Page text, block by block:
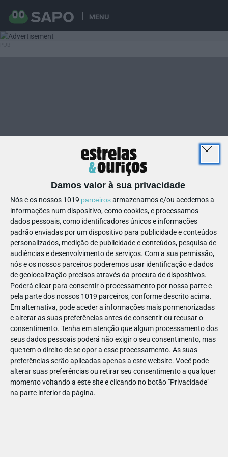
MENU
Damos valor à sua privacidade
Nós e os nossos 1019 parceirosarmazenamos e/ou acedemos a
informações num dispositivo, como cookies, e processamos
dados pessoais, como identificadores únicos e informações
padrão enviadas por um dispositivo para publicidade e conteúdos
personalizados, medição de publicidade e conteúdos, pesquisa de
audiências e desenvolvimento de serviços. Com a sua permissão,
nós e os nossos parceiros poderemos usar identificação e dados
de geolocalização precisos através da procura de dispositivos.
Poderá clicar para consentir o processamento por nossa parte e
pela parte dos nossos 1019 parceiros, conforme descrito acima.
Em alternativa, pode aceder a informações mais pormenorizadas
e alterar as suas preferências antes de consentir ou recusar o
consentimento. Tenha em atenção que algum processamento dos
seus dados pessoais poderá não exigir o seu consentimento, mas
que tem o direito de se opor a esse processamento. As suas
preferências serão aplicadas apenas a este website. Você pode
alterar suas preferências ou retirar seu consentimento a qualquer
momento voltando a este site e clicando no botão "Privacidade"
na parte inferior da página.
23
705522035264360